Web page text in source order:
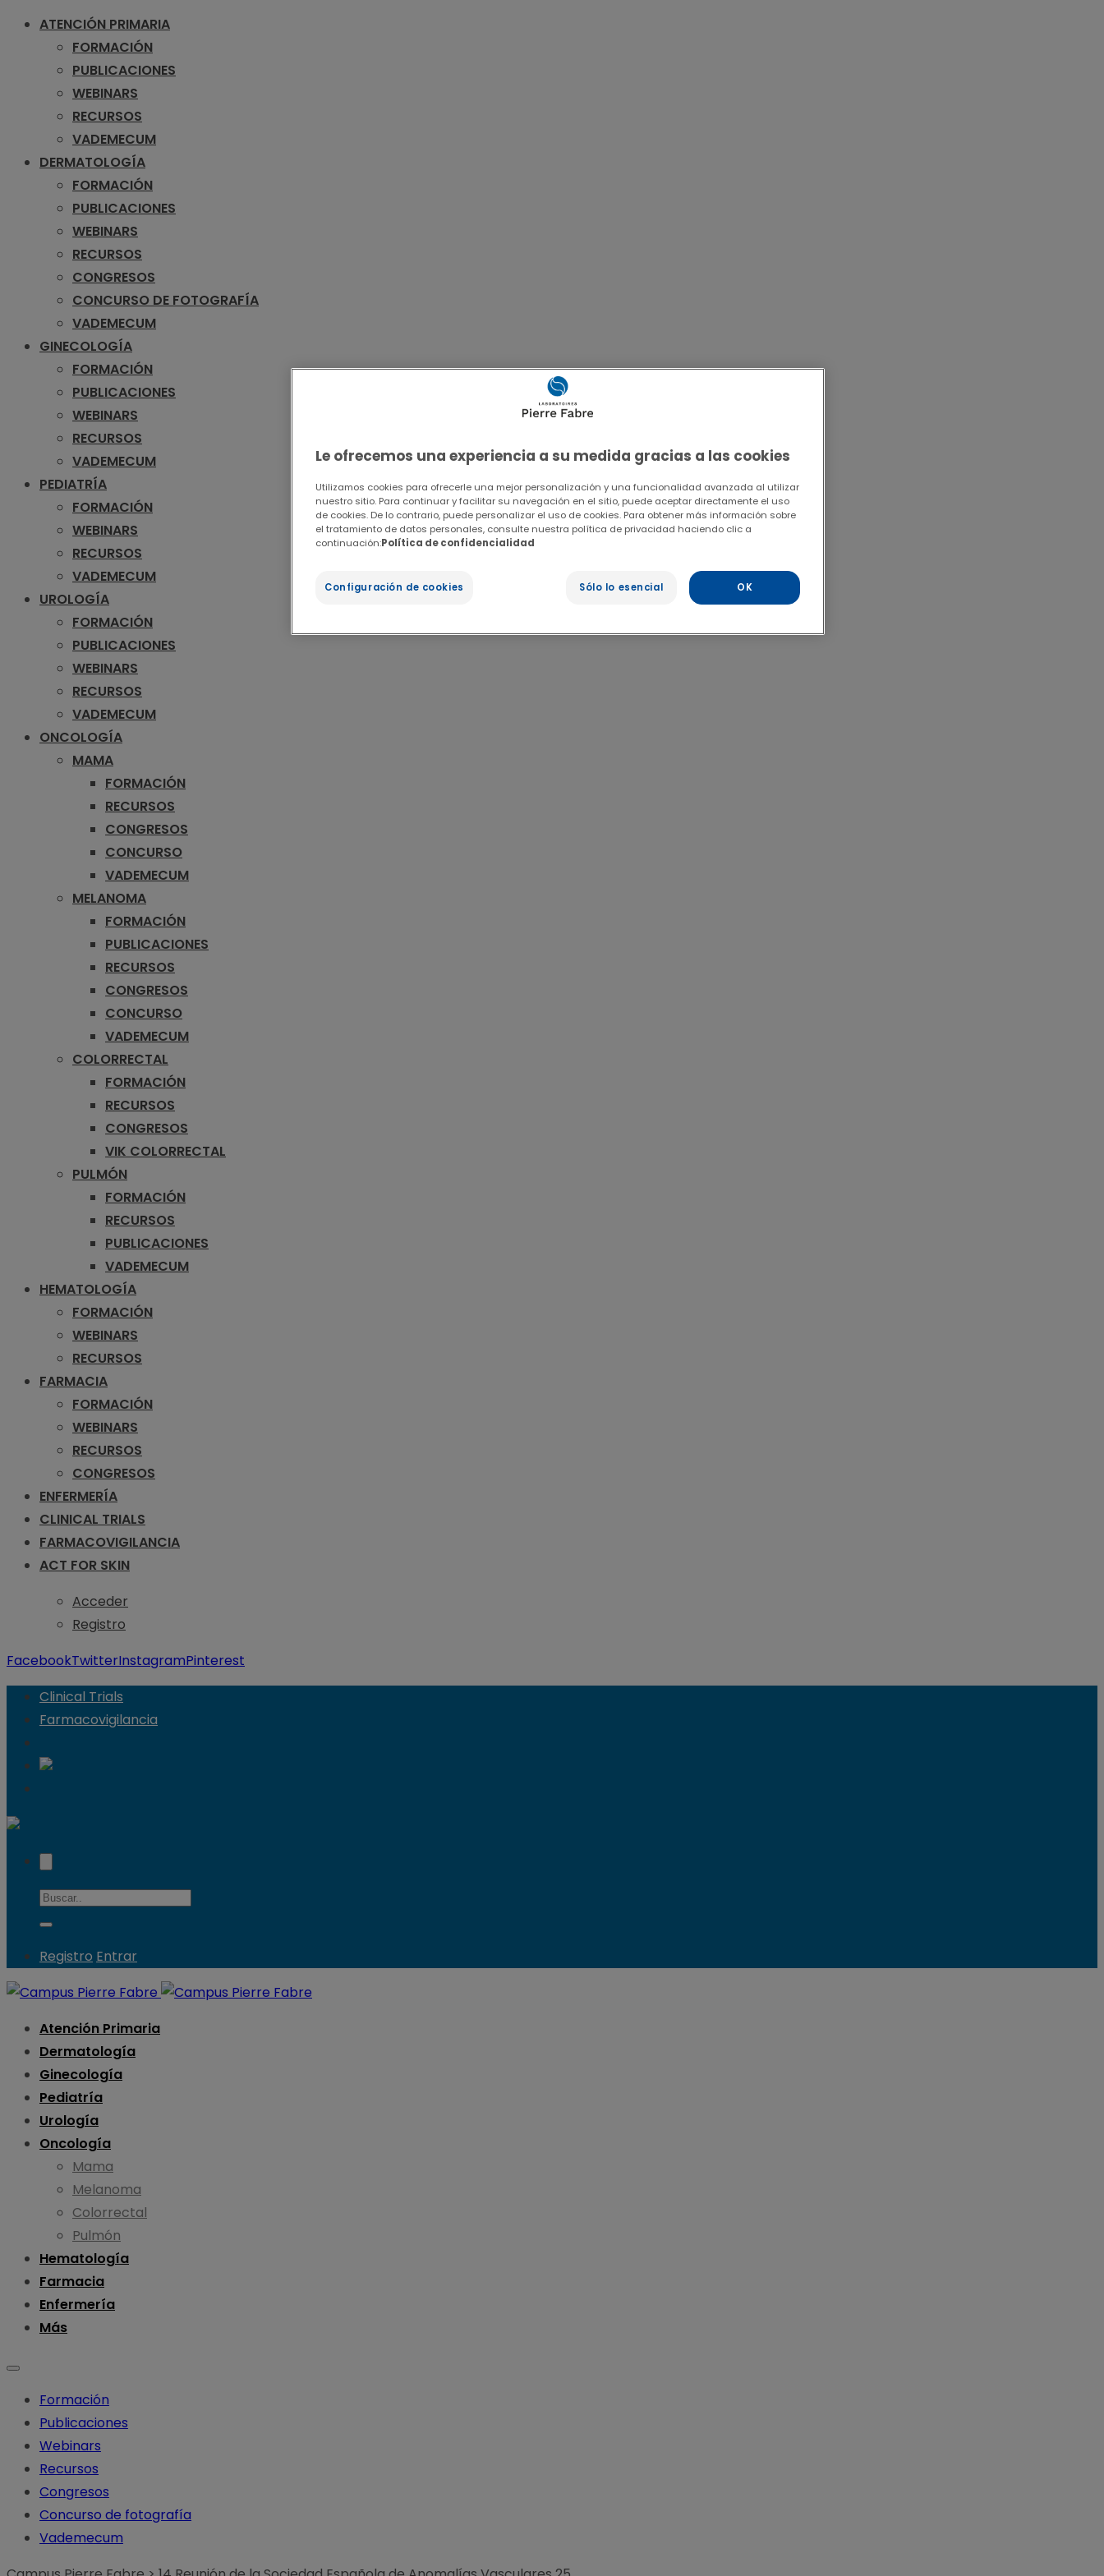
ATENCIÓN PRIMARIA
FORMACIÓN
PUBLICACIONES
WEBINARS
RECURSOS
VADEMECUM
DERMATOLOGÍA
FORMACIÓN
PUBLICACIONES
WEBINARS
RECURSOS
CONGRESOS
CONCURSO DE FOTOGRAFÍA
VADEMECUM
GINECOLOGÍA
FORMACIÓN
PUBLICACIONES
WEBINARS
RECURSOS
VADEMECUM
PEDIATRÍA
FORMACIÓN
WEBINARS
RECURSOS
VADEMECUM
UROLOGÍA
FORMACIÓN
PUBLICACIONES
WEBINARS
RECURSOS
VADEMECUM
ONCOLOGÍA
MAMA
FORMACIÓN
RECURSOS
CONGRESOS
CONCURSO
VADEMECUM
MELANOMA
FORMACIÓN
PUBLICACIONES
RECURSOS
CONGRESOS
CONCURSO
VADEMECUM
COLORRECTAL
FORMACIÓN
RECURSOS
CONGRESOS
VIK COLORRECTAL
PULMÓN
FORMACIÓN
RECURSOS
PUBLICACIONES
VADEMECUM
HEMATOLOGÍA
FORMACIÓN
WEBINARS
RECURSOS
FARMACIA
FORMACIÓN
WEBINARS
RECURSOS
CONGRESOS
ENFERMERÍA
CLINICAL TRIALS
FARMACOVIGILANCIA
ACT FOR SKIN
Acceder
Registro
FacebookTwitterInstagramPinterest
Clinical Trials
Farmacovigilancia
Registro Entrar
Atención Primaria
Dermatología
Ginecología
Pediatría
Urología
Oncología
Mama
Melanoma
Colorrectal
Pulmón
Hematología
Farmacia
Enfermería
Más
Formación
Publicaciones
Webinars
Recursos
Congresos
Concurso de fotografía
Vademecum
Le ofrecemos una experiencia a su medida gracias a las cookies
Utilizamos cookies para ofrecerle una mejor personalización y una funcionalidad avanzada al utilizar
nuestro sitio. Para continuar y facilitar su navegación en el sitio, puede aceptar directamente el uso
de cookies. De lo contrario, puede personalizar el uso de cookies. Para obtener más información sobre
el tratamiento de datos personales, consulte nuestra política de privacidad haciendo clic a
continuación:Política de confidencialidad
Configuración de cookies Sólo lo esencial OK